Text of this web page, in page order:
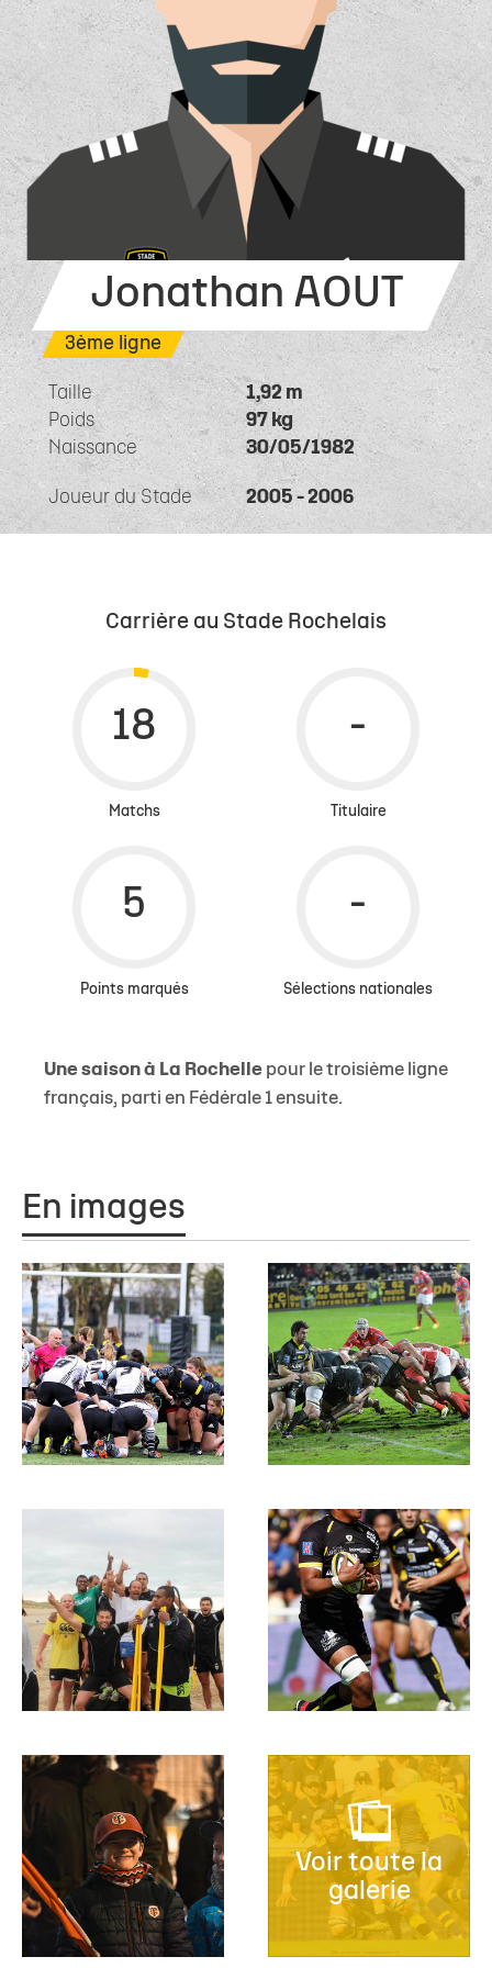
Jonathan AOUT
3ème ligne
Taille
1,92 m
Poids
97 kg
Naissance
30/05/1982
Joueur du Stade 2005 - 2006
Carrière au Stade Rochelais
Matchs Titulaire
Points marqués Sélections nationales
Une saison à La Rochelle pour le troisième ligne
français, parti en Fédérale 1 ensuite.
En images
Voir toute la
galerie